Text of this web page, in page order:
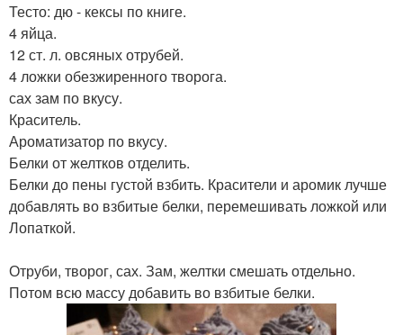
Тесто: дю - кексы по книге.
4 яйца.
12 ст. л. овсяных отрубей.
4 ложки обезжиренного творога.
сах зам по вкусу.
Краситель.
Ароматизатор по вкусу.
Белки от желтков отделить.
Белки до пены густой взбить. Красители и аромик лучше
добавлять во взбитые белки, перемешивать ложкой или
Лопаткой.
Отруби, творог, сах. Зам, желтки смешать отдельно.
Потом всю массу добавить во взбитые белки.